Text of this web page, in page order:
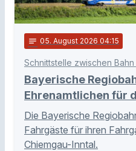
notes 05. August 2026 04:15
Schnittstelle zwischen
Bayerische
Ehrenamtlichen für
Die Bayerische
Fahrgäste für ihren
Chiemgau-Inntal.